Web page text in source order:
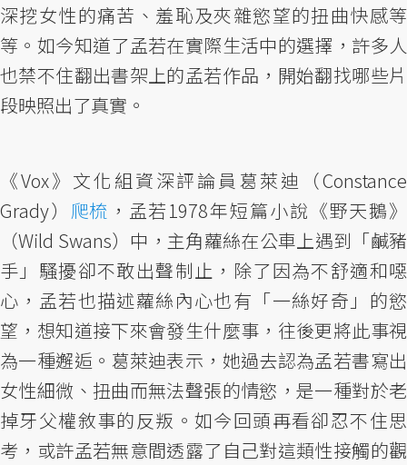
深挖女性的痛苦、羞恥及夾雜慾望的扭曲快感等
等。如今知道了孟若在實際生活中的選擇，許多人
也禁不住翻出書架上的孟若作品，開始翻找哪些片
段映照出了真實。
《Vox》文化組資深評論員葛萊迪（Constance
Grady） 爬梳 ，孟若1978年短篇小說《野天鵝》
（Wild Swans）中，主角蘿絲在公車上遇到「鹹豬
手」騷擾卻不敢出聲制止，除了因為不舒適和噁
心，孟若也描述蘿絲內心也有「一絲好奇」的慾
望，想知道接下來會發生什麼事，往後更將此事視
為一種邂逅。葛萊迪表示，她過去認為孟若書寫出
女性細微、扭曲而無法聲張的情慾，是一種對於老
掉牙父權敘事的反叛。如今回頭再看卻忍不住思
考，或許孟若無意間透露了自己對這類性接觸的觀